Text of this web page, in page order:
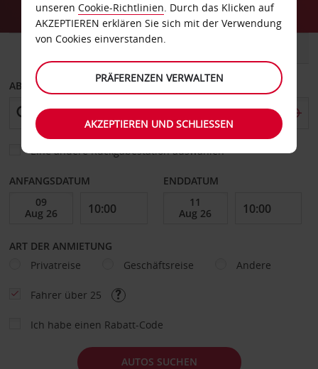
ABHOLEN VON
Eine andere Rückgabestation auswählen
ANFANGSDATUM ENDDATUM
ART DER ANMIETUNG
Privatreise
Geschäftsreise Andere
Fahrer über 25
Ich habe einen Rabatt-Code
AUTOS SUCHEN
unseren Cookie-Richtlinien. Durch das Klicken auf
AKZEPTIEREN erklären Sie sich mit der Verwendung
von Cookies einverstanden.
PRÄFERENZEN VERWALTEN
AKZEPTIEREN UND SCHLIESSEN